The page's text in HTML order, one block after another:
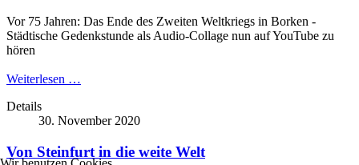
Vor 75 Jahren: Das Ende des Zweiten Weltkriegs in Borken -
Städtische Gedenkstunde als Audio-Collage nun auf YouTube zu
hören
Weiterlesen …
Details
30. November 2020
Von Steinfurt in die weite Welt